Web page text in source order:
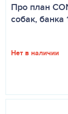
Про план
собак, банка
Нет в наличии